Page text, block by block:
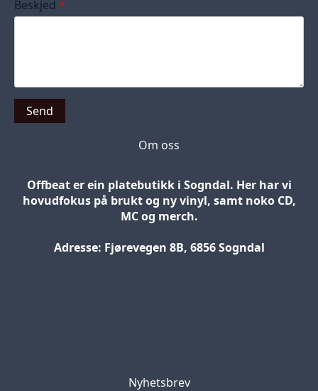
Beskjed *
Send
Om oss
Offbeat er ein platebutikk i Sogndal. Her har vi
hovudfokus på brukt og ny vinyl, samt noko CD,
MC og merch.
Adresse: Fjørevegen 8B, 6856 Sogndal
Nyhetsbrev